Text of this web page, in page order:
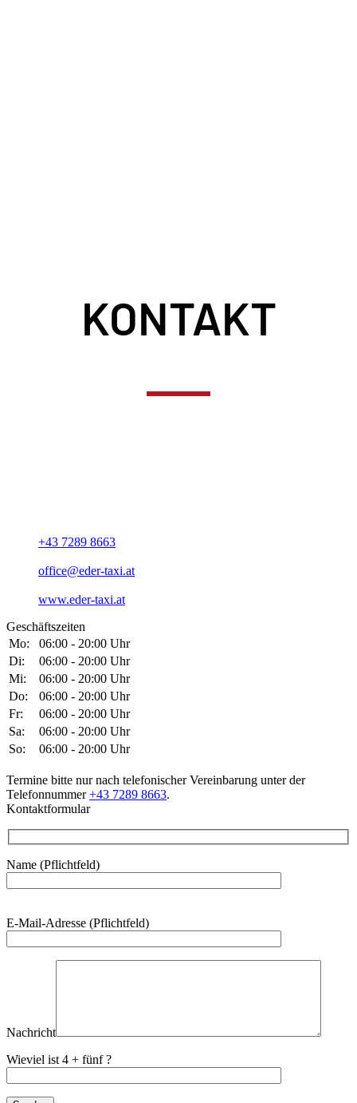
KONTAKT
+43 7289 8663
office@eder-taxi.at
www.eder-taxi.at
Geschäftszeiten
Mo:
06:00 - 20:00 Uhr
Di:
06:00 - 20:00 Uhr
Mi:
06:00 - 20:00 Uhr
Do:
06:00 - 20:00 Uhr
Fr:
06:00 - 20:00 Uhr
Sa:
06:00 - 20:00 Uhr
So:
06:00 - 20:00 Uhr
Termine bitte nur nach telefonischer Vereinbarung unter der
Telefonnummer+43 7289 8663.
Kontaktformular
Name (Pflichtfeld)
lasse
E-Mail-Adresse (Pflichtfeld)
Nachricht
Wieviel ist 4 + fünf ?